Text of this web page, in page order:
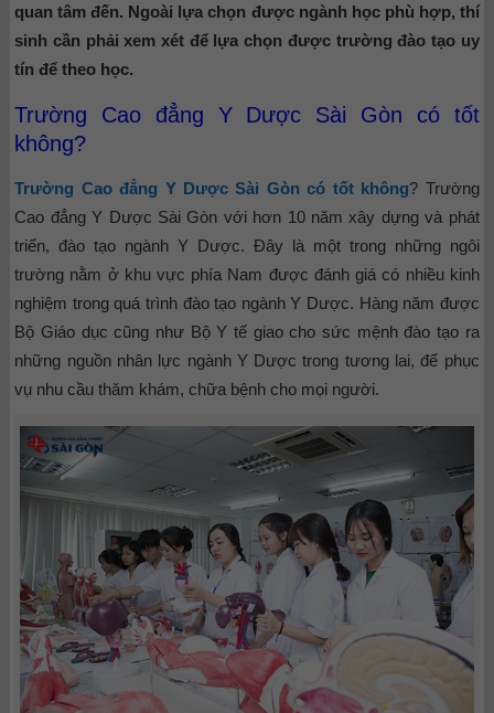
quan tâm đến. Ngoài lựa chọn được ngành học phù hợp, thí
sinh cần phải xem xét để lựa chọn được trường đào tạo uy
tín để theo học.
Trường Cao đẳng Y Dược Sài Gòn có tốt
không?
Trường Cao đẳng Y Dược Sài Gòn có tốt không? Trường
Cao đẳng Y Dược Sài Gòn với hơn 10 năm xây dựng và phát
triển, đào tạo ngành Y Dược. Đây là một trong những ngôi
trường nằm ở khu vực phía Nam được đánh giá có nhiều kinh
nghiệm trong quá trình đào tạo ngành Y Dược. Hàng năm được
Bộ Giáo dục cũng như Bộ Y tế giao cho sức mệnh đào tạo ra
những nguồn nhân lực ngành Y Dược trong tương lai, để phục
vụ nhu cầu thăm khám, chữa bệnh cho mọi người.